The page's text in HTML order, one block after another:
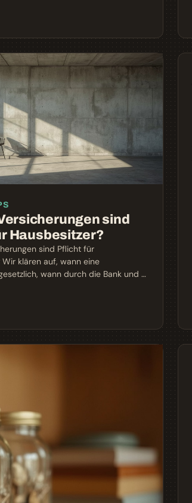
sind
Hausbesitzer?
sind Pflicht für
Wir klären auf, wann eine
wann durch die Bank und …